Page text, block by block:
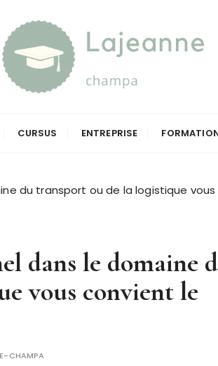
CURSUS ENTREPRISE
du transport ou de la logistique vous
dans le domaine
vous convient le
CHAMPA